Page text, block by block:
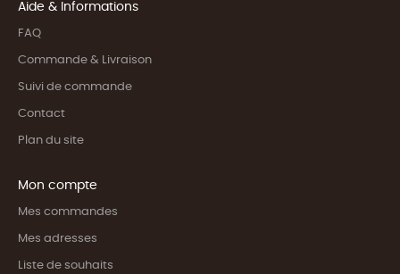
Aide & Informations
FAQ
Commande & Livraison
Suivi de commande
Contact
Plan du site
Mon compte
Mes commandes
Mes adresses
Liste de souhaits